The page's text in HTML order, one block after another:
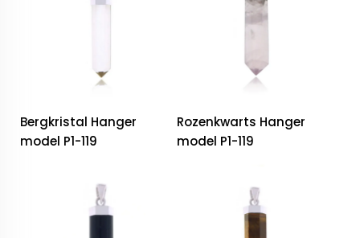
Bergkristal Hanger
model P1-119
Rozenkwarts Hanger
model P1-119